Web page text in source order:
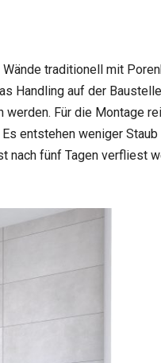
traditionell mit
Handling auf der
Für die Montage
entstehen weniger
fünf Tagen verfliest